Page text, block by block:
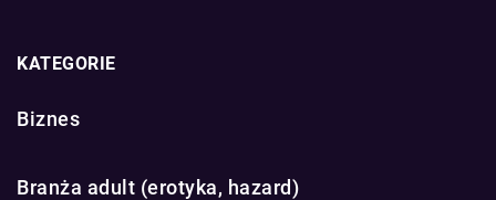
KATEGORIE
Biznes
Branża adult (erotyka, hazard)